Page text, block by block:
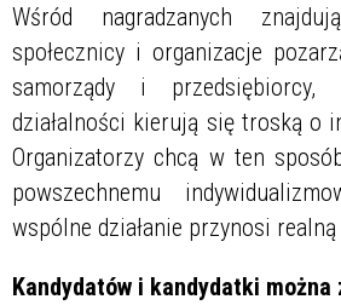
Wśród nagradzanych
społecznicy i organizacje
samorządy i
działalności kierują się troską o
Organizatorzy chcą w ten
powszechnemu
wspólne działanie przynosi
Kandydatów i kandydatki można